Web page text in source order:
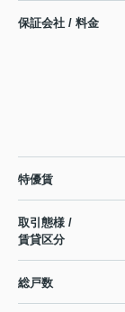
保証会社 / 料金
特優賃
取引態様 /
賃貸区分
総戸数